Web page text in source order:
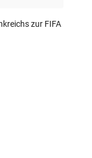
zur FIFA